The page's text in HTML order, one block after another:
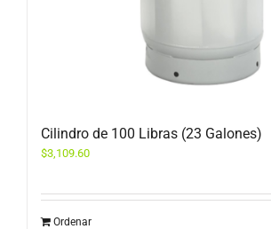
Cilindro de 100 Libras (23 Galones)
$3,109.60
Ordenar